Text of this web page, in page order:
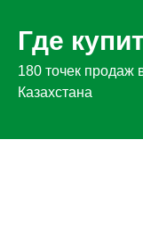
Где
180 точек продаж
Казахстана